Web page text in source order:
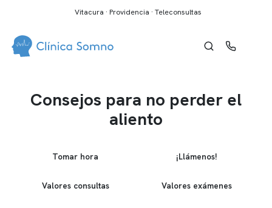
Vitacura · Providencia · Teleconsultas
Consejos para no perder el
aliento
Tomar hora ¡Llámenos!
Valores consultas Valores exámenes